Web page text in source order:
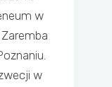
w
w